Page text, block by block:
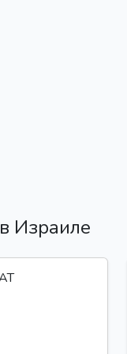
Израиле